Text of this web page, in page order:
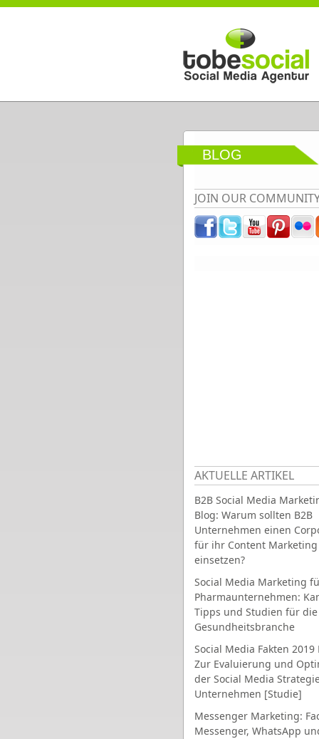
Direkt zum Inhalt
BLOG
JOIN OUR
AKTUELLE ARTIKEL
B2B Social Media
Blog: Warum sollten B2B
Unternehmen einen
für ihr Content Marketing
einsetzen?
Social Media Marketing
Pharmaunternehmen:
Tipps und Studien für die
Gesundheitsbranche
Social Media Fakten 2019
Zur Evaluierung und
der Social Media
Unternehmen [Studie]
Messenger Marketing:
Messenger, WhatsApp